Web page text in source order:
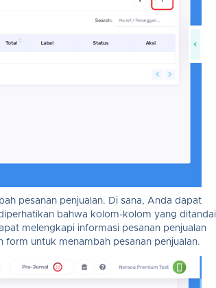
pesanan penjualan. Di sana, Anda dapat
bahwa kolom-kolom yang ditandai
melengkapi informasi pesanan penjualan
form untuk menambah pesanan penjualan.